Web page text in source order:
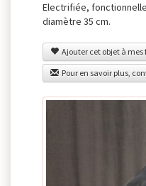
Electrifiée,
diamètre 35 cm.
Ajouter cet objet à mes
Pour en savoir plus,